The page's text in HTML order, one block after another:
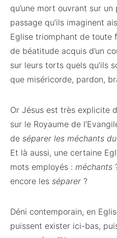
qu’une mort ouvrant sur
passage qu’ils imaginent
Eglise triomphant de toute
de béatitude acquis d’un
sur leurs torts quels qu’ils
que miséricorde, pardon,
Or Jésus est très explicite
sur le Royaume de
de séparer les méchants
Et là aussi, une certaine
mots employés : méchants
encore les séparer ?
Déni contemporain, en
puissent exister ici-bas,